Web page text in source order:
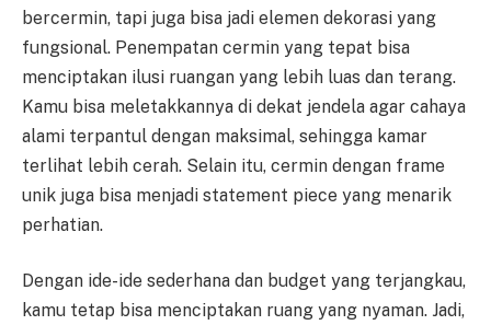
bercermin, tapi juga bisa jadi elemen dekorasi yang
fungsional. Penempatan cermin yang tepat bisa
menciptakan ilusi ruangan yang lebih luas dan terang.
Kamu bisa meletakkannya di dekat jendela agar cahaya
alami terpantul dengan maksimal, sehingga kamar
terlihat lebih cerah. Selain itu, cermin dengan frame
unik juga bisa menjadi statement piece yang menarik
perhatian.
Dengan ide-ide sederhana dan budget yang terjangkau,
kamu tetap bisa menciptakan ruang yang nyaman. Jadi,